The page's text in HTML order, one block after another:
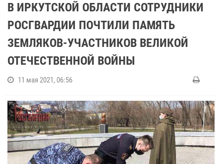
В ИРКУТСКОЙ ОБЛАСТИ СОТРУДНИКИ
РОСГВАРДИИ ПОЧТИЛИ ПАМЯТЬ
ЗЕМЛЯКОВ-УЧАСТНИКОВ ВЕЛИКОЙ
ОТЕЧЕСТВЕННОЙ ВОЙНЫ
11 мая 2021, 06:56